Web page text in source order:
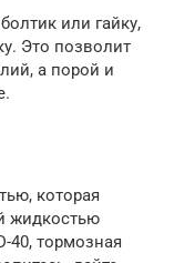
или гайку,
Это позволит
а порой и
которая
жидкостью
40, тормозная